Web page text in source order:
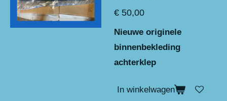
€ 50,00
Nieuwe originele
binnenbekleding
achterklep
In winkelwagen